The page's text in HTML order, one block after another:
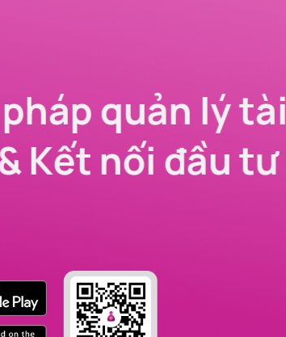
quản lý tài
Kết nối đầu tư